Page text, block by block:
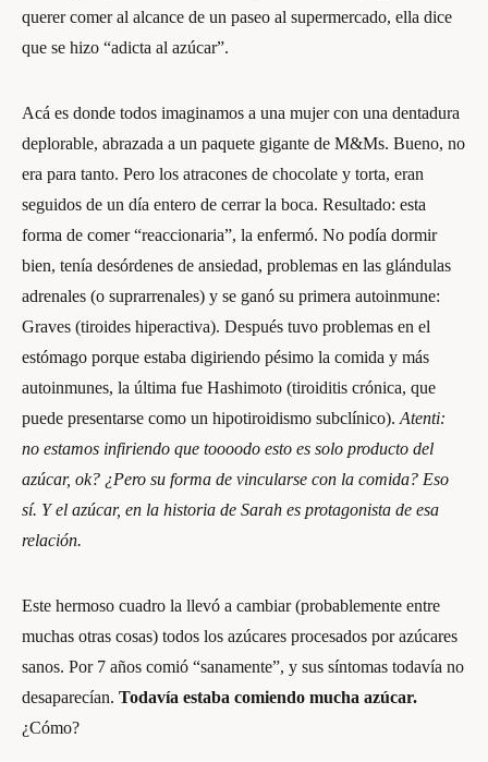
querer comer al alcance de un paseo al supermercado, ella dice
que se hizo “adicta al azúcar”.
Acá es donde todos imaginamos a una mujer con una dentadura
deplorable, abrazada a un paquete gigante de M&Ms. Bueno, no
era para tanto. Pero los atracones de chocolate y torta, eran
seguidos de un día entero de cerrar la boca. Resultado: esta
forma de comer “reaccionaria”, la enfermó. No podía dormir
bien, tenía desórdenes de ansiedad, problemas en las glándulas
adrenales (o suprarrenales) y se ganó su primera autoinmune:
Graves (tiroides hiperactiva). Después tuvo problemas en el
estómago porque estaba digiriendo pésimo la comida y más
autoinmunes, la última fue Hashimoto (tiroiditis crónica, que
puede presentarse como un hipotiroidismo subclínico). Atenti:
no estamos infiriendo que toooodo esto es solo producto del
azúcar, ok? ¿Pero su forma de vincularse con la comida? Eso
sí. Y el azúcar, en la historia de Sarah es protagonista de esa
relación.
Este hermoso cuadro la llevó a cambiar(probablemente entre
muchas otras cosas) todos los azúcares procesados por azúcares
sanos. Por 7 años comió “sanamente”, y sus síntomas todavía no
desaparecían. Todavía estaba comiendo mucha azúcar.
¿Cómo?